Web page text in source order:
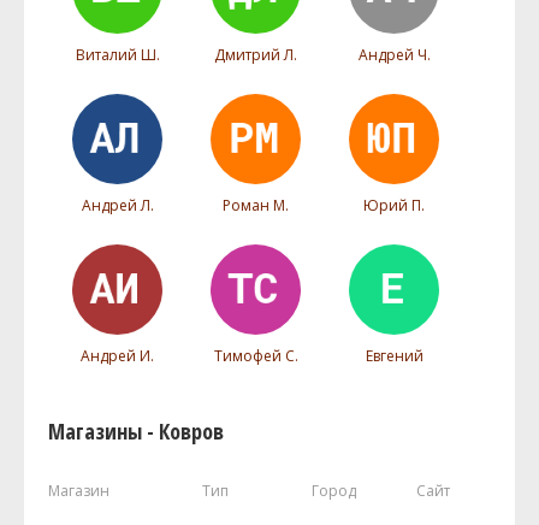
Виталий Ш. Дмитрий Л. Андрей Ч.
Андрей Л. Роман М. Юрий П.
Андрей И. Тимофей С. Евгений
Магазины - Ковров
Магазин Тип Город Сайт